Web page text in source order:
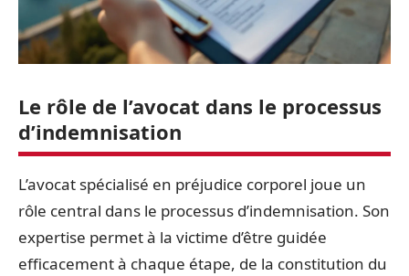
Le rôle de l’avocat dans le processus
d’indemnisation
L’avocat spécialisé en préjudice corporel joue un
rôle central dans le processus d’indemnisation. Son
expertise permet à la victime d’être guidée
efficacement à chaque étape, de la constitution du